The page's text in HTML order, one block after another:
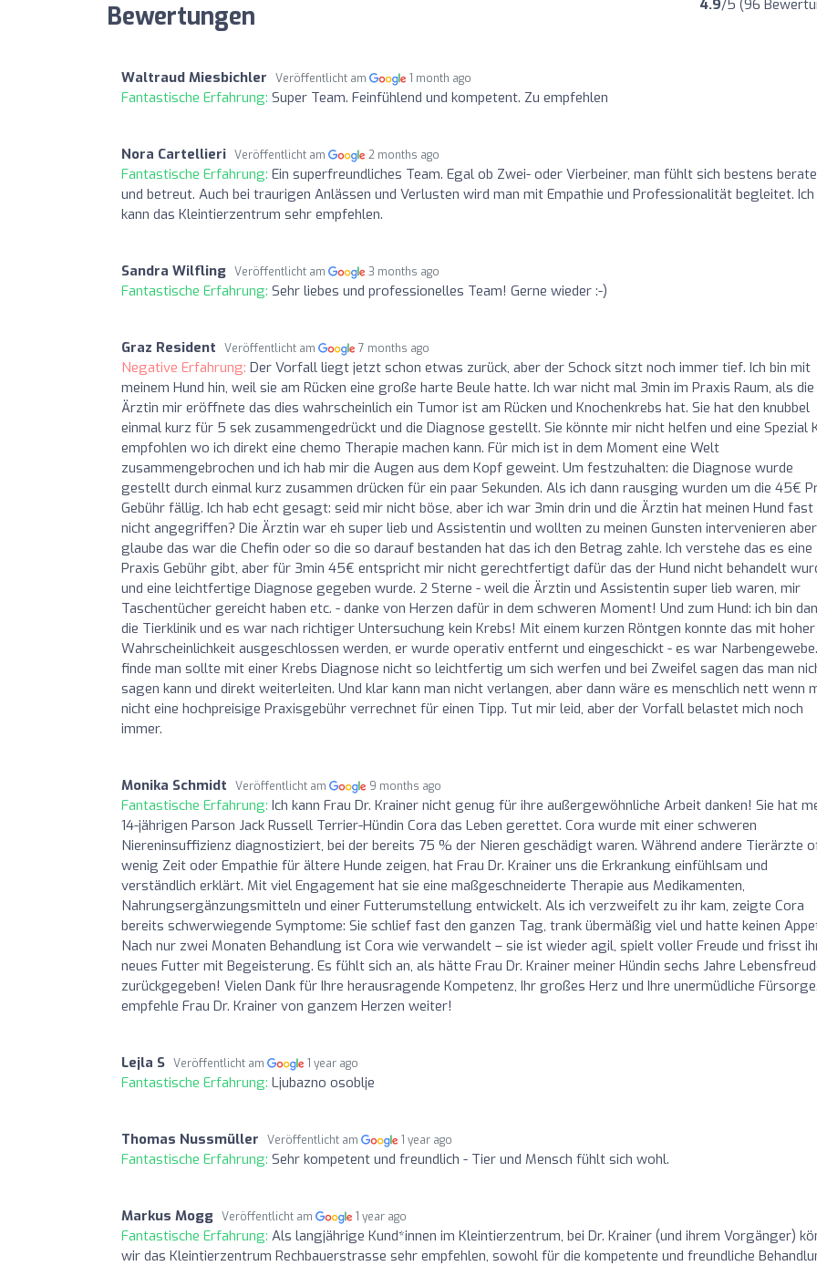
Bewertungen
4.9/5 (96
Waltraud Miesbichler Veröffentlicht am 1 month ago
Fantastische Erfahrung: Super Team. Feinfühlend und kompetent. Zu empfehlen
Nora Cartellieri Veröffentlicht am 2 months ago
Fantastische Erfahrung: Ein superfreundliches Team. Egal ob Zwei- oder Vierbeiner, man fühlt sich bestens
und betreut. Auch bei traurigen Anlässen und Verlusten wird man mit Empathie und Professionalität begleitet. Ich
kann das Kleintierzentrum sehr empfehlen.
Sandra Wilfling Veröffentlicht am 3 months ago
Fantastische Erfahrung: Sehr liebes und professionelles Team! Gerne wieder :-)
Graz Resident Veröffentlicht am 7 months ago
Negative Erfahrung: Der Vorfall liegt jetzt schon etwas zurück, aber der Schock sitzt noch immer tief. Ich bin mit
meinem Hund hin, weil sie am Rücken eine große harte Beule hatte. Ich war nicht mal 3min im Praxis Raum, als die
Ärztin mir eröffnete das dies wahrscheinlich ein Tumor ist am Rücken und Knochenkrebs hat. Sie hat den knubbel
einmal kurz für 5 sek zusammengedrückt und die Diagnose gestellt. Sie könnte mir nicht helfen und eine Spezial
empfohlen wo ich direkt eine chemo Therapie machen kann. Für mich ist in dem Moment eine Welt
zusammengebrochen und ich hab mir die Augen aus dem Kopf geweint. Um festzuhalten: die Diagnose wurde
gestellt durch einmal kurz zusammen drücken für ein paar Sekunden. Als ich dann rausging wurden um die 45€
Gebühr fällig. Ich hab echt gesagt: seid mir nicht böse, aber ich war 3min drin und die Ärztin hat meinen Hund fast
nicht angegriffen? Die Ärztin war eh super lieb und Assistentin und wollten zu meinen Gunsten intervenieren
glaube das war die Chefin oder so die so darauf bestanden hat das ich den Betrag zahle. Ich verstehe das es eine
Praxis Gebühr gibt, aber für 3min 45€ entspricht mir nicht gerechtfertigt dafür das der Hund nicht behandelt
und eine leichtfertige Diagnose gegeben wurde. 2 Sterne - weil die Ärztin und Assistentin super lieb waren, mir
Taschentücher gereicht haben etc. - danke von Herzen dafür in dem schweren Moment! Und zum Hund: ich bin
die Tierklinik und es war nach richtiger Untersuchung kein Krebs! Mit einem kurzen Röntgen konnte das mit hoher
Wahrscheinlichkeit ausgeschlossen werden, er wurde operativ entfernt und eingeschickt - es war
finde man sollte mit einer Krebs Diagnose nicht so leichtfertig um sich werfen und bei Zweifel sagen das man
sagen kann und direkt weiterleiten. Und klar kann man nicht verlangen, aber dann wäre es menschlich nett wenn
nicht eine hochpreisige Praxisgebühr verrechnet für einen Tipp. Tut mir leid, aber der Vorfall belastet mich noch
immer.
Monika Schmidt Veröffentlicht am 9 months ago
Fantastische Erfahrung: Ich kann Frau Dr. Krainer nicht genug für ihre außergewöhnliche Arbeit danken! Sie hat
14-jährigen Parson Jack Russell Terrier-Hündin Cora das Leben gerettet. Cora wurde mit einer schweren
Niereninsuffizienz diagnostiziert, bei der bereits 75 % der Nieren geschädigt waren. Während andere Tierärzte
wenig Zeit oder Empathie für ältere Hunde zeigen, hat Frau Dr. Krainer uns die Erkrankung einfühlsam und
verständlich erklärt. Mit viel Engagement hat sie eine maßgeschneiderte Therapie aus Medikamenten,
Nahrungsergänzungsmitteln und einer Futterumstellung entwickelt. Als ich verzweifelt zu ihr kam, zeigte Cora
bereits schwerwiegende Symptome: Sie schlief fast den ganzen Tag, trank übermäßig viel und hatte keinen
Nach nur zwei Monaten Behandlung ist Cora wie verwandelt – sie ist wieder agil, spielt voller Freude und frisst
neues Futter mit Begeisterung. Es fühlt sich an, als hätte Frau Dr. Krainer meiner Hündin sechs Jahre
zurückgegeben! Vielen Dank für Ihre herausragende Kompetenz, Ihr großes Herz und Ihre unermüdliche
empfehle Frau Dr. Krainer von ganzem Herzen weiter!
Lejla S Veröffentlicht am 1 year ago
Fantastische Erfahrung: Ljubazno osoblje
Thomas Nussmüller Veröffentlicht am 1 year ago
Fantastische Erfahrung: Sehr kompetent und freundlich - Tier und Mensch fühlt sich wohl.
Markus Mogg Veröffentlicht am 1 year ago
Fantastische Erfahrung: Als langjährige Kund*innen im Kleintierzentrum, bei Dr. Krainer (und ihrem Vorgänger)
wir das Kleintierzentrum Rechbauerstrasse sehr empfehlen, sowohl für die kompetente und freundliche